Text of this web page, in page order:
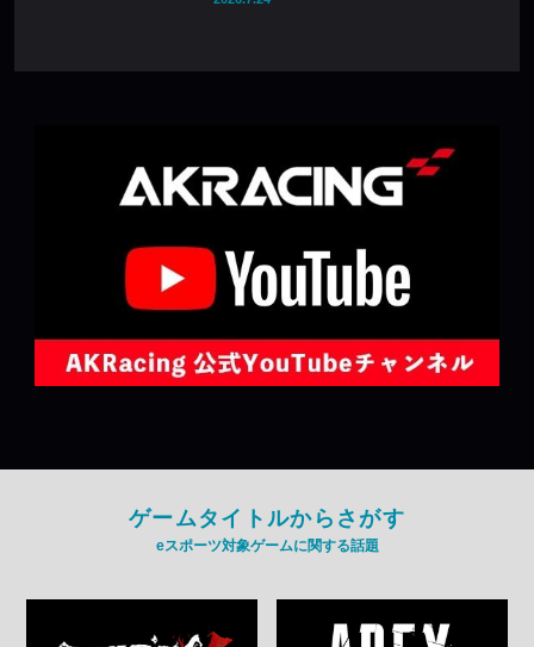
ゲームタイトルからさがす
eスポーツ対象ゲームに関する話題